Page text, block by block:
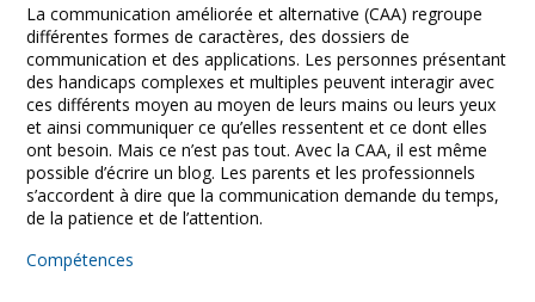
La communication améliorée et alternative (CAA) regroupe
différentes formes de caractères, des dossiers de
communication et des applications. Les personnes présentant
des handicaps complexes et multiples peuvent interagir avec
ces différents moyen au moyen de leurs mains ou leurs yeux
et ainsi communiquer ce qu’elles ressentent et ce dont elles
ont besoin. Mais ce n’est pas tout. Avec la CAA, il est même
possible d’écrire un blog. Les parents et les professionnels
s’accordent à dire que la communication demande du temps,
de la patience et de l’attention.
Compétences